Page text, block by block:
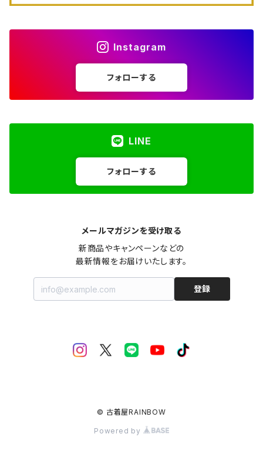
Instagram
フォローする
LINE
フォローする
メールマガジンを受け取る
新商品やキャンペーンなどの
最新情報をお届けいたします。
登録
© 古着屋RAINBOW
Powered by